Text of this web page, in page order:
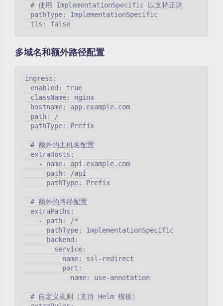
  # 使用 ImplementationSpecific 以支持正则
  pathType: ImplementationSpecific
多域名和额外路径配置
ingress:
  enabled: true
  className: nginx
  hostname: app.example.com
  path: /
  pathType: Prefix
  # 额外的主机名配置
  extraHosts:
    - name: api.example.com
      path: /api
      pathType: Prefix
  # 额外的路径配置
  extraPaths:
    - path: /*
      pathType: ImplementationSpecific
      backend:
        service:
          name: ssl-redirect
          port:
            name: use-annotation
  # 自定义规则（支持 Helm 模板）